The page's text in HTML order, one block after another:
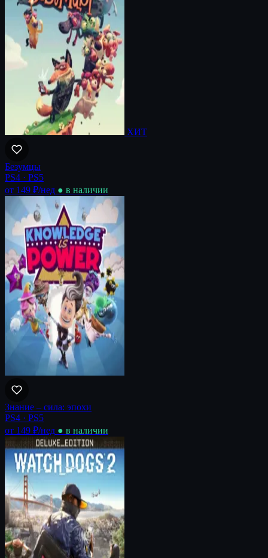
ХИТ
Безумцы
PS4 · PS5
от 149 ₽/нед ● в наличии
Знание – сила: эпохи
PS4 · PS5
от 149 ₽/нед ● в наличии